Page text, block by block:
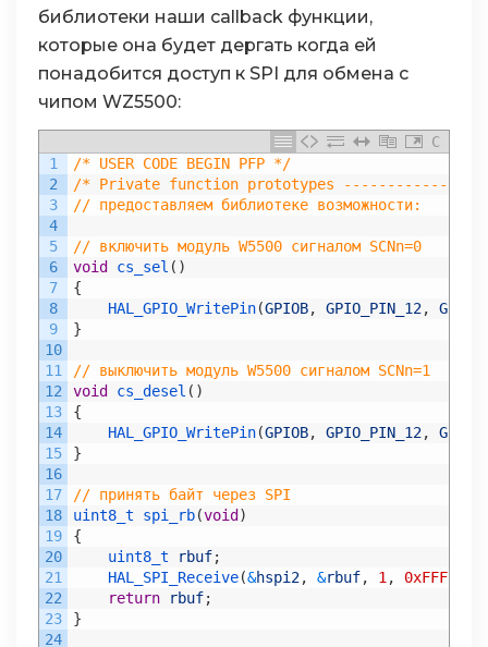
библиотеки наши callback функции,
которые она будет дергать когда ей
понадобится доступ к SPI для обмена с
чипом WZ5500:
C
1
2
3
4
5
6
7
8
9
10
11
12
13
14
15
16
17
18
19
20
21
22
23
24
/* USER CODE BEGIN PFP */
/* Private function prototypes
// предоставляем библиотеке возможности:
// включить модуль W5500 сигналом SCNn=0
void cs_sel ( )
{
HAL_GPIO_WritePin(GPIOB, GPIO_PIN_12,
}
// выключить модуль W5500 сигналом SCNn=1
void cs_desel ( )
{
HAL_GPIO_WritePin(GPIOB, GPIO_PIN_12,
}
// принять байт через SPI
uint8_t spi_rb(void)
{
uint8_t
rbuf;
HAL_SPI_Receive(&hspi2, &rbuf, 1 ,
return
rbuf;
}